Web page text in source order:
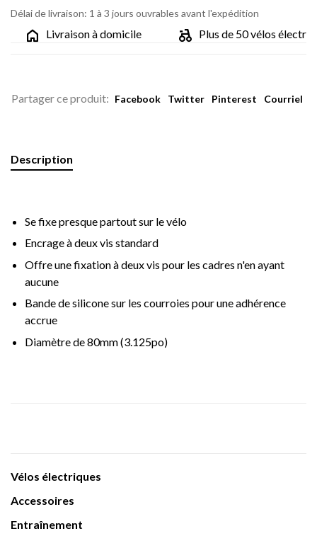
Délai de livraison: 1 à 3 jours ouvrables avant l'expédition
Livraison à domicile Plus de 50 vélos
Partager ce produit: Facebook Twitter Pinterest Courriel
Description
Se fixe presque partout sur le vélo
Encrage à deux vis standard
Offre une fixation à deux vis pour les cadres n'en ayant
aucune
Bande de silicone sur les courroies pour une adhérence
accrue
Diamètre de 80mm (3.125po)
Vélos électriques
Accessoires
Entraînement